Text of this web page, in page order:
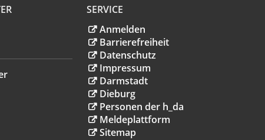
SERVICE
Anmelden
Barrierefreiheit
Datenschutz
Impressum
Darmstadt
Dieburg
Personen der h_da
Meldeplattform
Sitemap